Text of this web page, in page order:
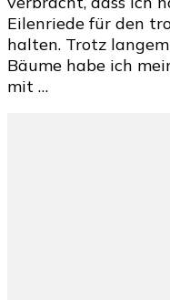
Eilenriede für den
halten. Trotz
Bäume habe ich
mit …